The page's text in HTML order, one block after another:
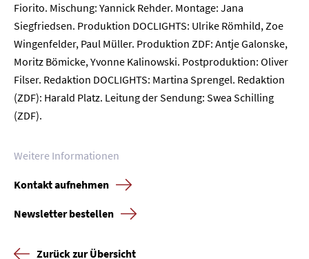
Fiorito. Mischung: Yannick Rehder. Montage: Jana
Siegfriedsen. Produktion DOCLIGHTS: Ulrike Römhild, Zoe
Wingenfelder, Paul Müller. Produktion ZDF: Antje Galonske,
Moritz Bömicke, Yvonne Kalinowski. Postproduktion: Oliver
Filser. Redaktion DOCLIGHTS: Martina Sprengel. Redaktion
(ZDF): Harald Platz. Leitung der Sendung: Swea Schilling
(ZDF).
Weitere Informationen
Kontakt aufnehmen
Newsletter bestellen
Zurück zur Übersicht